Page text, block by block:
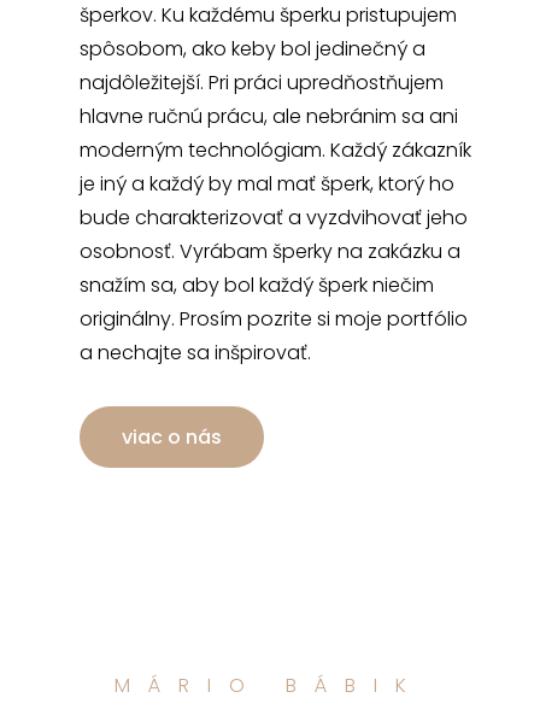
šperkov. Ku každému šperku pristupujem
spôsobom, ako keby bol jedinečný a
najdôležitejší. Pri práci upredňostňujem
hlavne ručnú prácu, ale nebránim sa ani
moderným technológiam. Každý zákazník
je iný a každý by mal mať šperk, ktorý ho
bude charakterizovať a vyzdvihovať jeho
osobnosť. Vyrábam šperky na zakázku a
snažím sa, aby bol každý šperk niečim
originálny. Prosím pozrite si moje portfólio
a nechajte sa inšpirovať.
viac o nás
MÁRIO BÁBIK